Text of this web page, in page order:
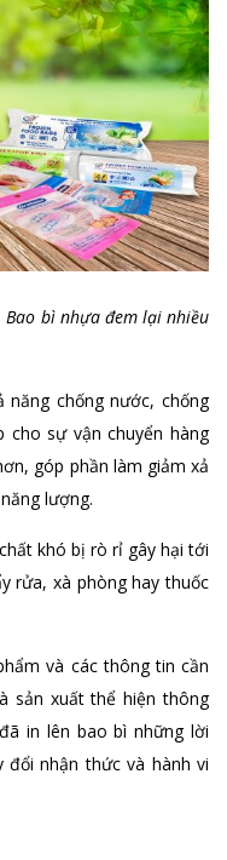
lại nhiều
chống nước, chống
cho sự vận chuyển hàng
góp phần làm giảm xả
lượng.
khó bị rò rỉ gây hại tới
rửa, xà phòng hay thuốc
và các thông tin cần
sản xuất thể hiện thông
in lên bao bì những lời
đổi nhận thức và hành vi